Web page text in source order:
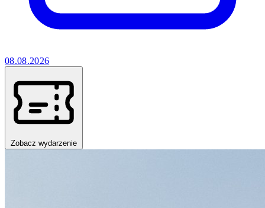
08.08.2026
Zobacz wydarzenie